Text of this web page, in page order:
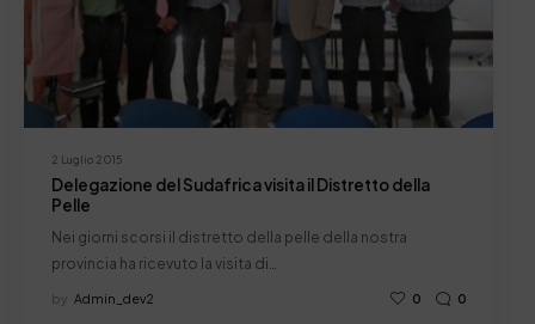
2 Luglio 2015
Delegazione del Sudafrica visita il Distretto della
Pelle
Nei giorni scorsi il distretto della pelle della nostra
provincia ha ricevuto la visita di…
by Admin_dev2 0 0